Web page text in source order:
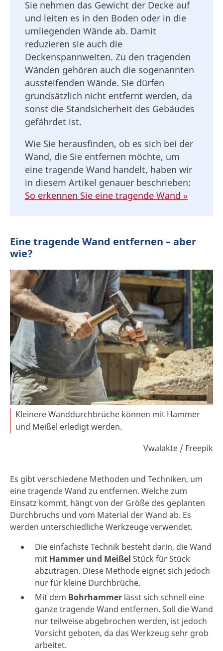
Sie nehmen das Gewicht der Decke auf
und leiten es in den Boden oder in die
umliegenden Wände ab. Damit
reduzieren sie auch die
Deckenspannweiten. Zu den tragenden
Wänden gehören auch die sogenannten
aussteifenden Wände. Sie dürfen
grundsätzlich nicht entfernt werden, da
sonst die Standsicherheit des Gebäudes
gefährdet ist.
Wie Sie herausfinden, ob es sich bei der
Wand, die Sie entfernen möchte, um
eine tragende Wand handelt, haben wir
in diesem Artikel genauer beschrieben:
So erkennen Sie eine tragende Wand »
Eine tragende Wand entfernen – aber
wie?
Kleinere Wanddurchbrüche können mit Hammer
und Meißel erledigt werden.
Vwalakte / Freepik
Es gibt verschiedene Methoden und Techniken, um
eine tragende Wand zu entfernen. Welche zum
Einsatz kommt, hängt von der Größe des geplanten
Durchbruchs und vom Material der Wand ab. Es
werden unterschiedliche Werkzeuge verwendet.
Die einfachste Technik besteht darin, die Wand
mit Hammer und Meißel Stück für Stück
abzutragen. Diese Methode eignet sich jedoch
nur für kleine Durchbrüche.
Mit dem Bohrhammer lässt sich schnell eine
ganze tragende Wand entfernen. Soll die Wand
nur teilweise abgebrochen werden, ist jedoch
Vorsicht geboten, da das Werkzeug sehr grob
arbeitet.